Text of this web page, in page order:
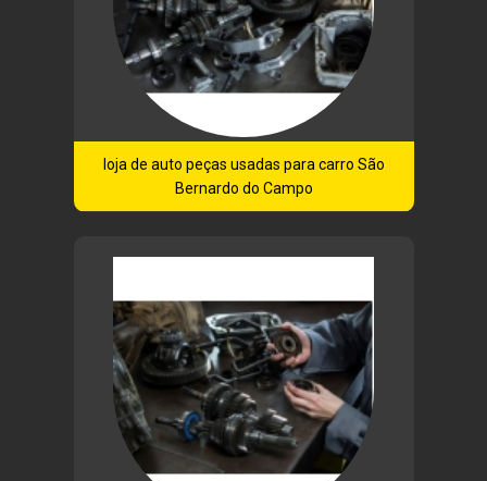
loja de auto peças usadas para carro São
Bernardo do Campo